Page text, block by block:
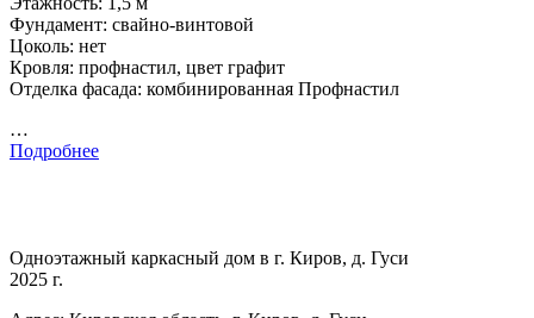
Фундамент: свайно-винтовой
Цоколь: нет
Кровля: профнастил, цвет графит
Отделка фасада: комбинированная Профнастил
…
Подробнее
Одноэтажный каркасный дом в г. Киров, д. Гуси
2025 г.